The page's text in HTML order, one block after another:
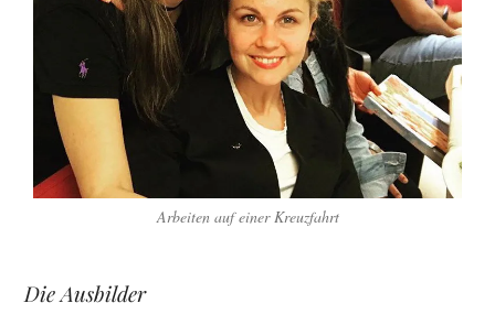
Arbeiten auf einer Kreuzfahrt
Die Ausbilder